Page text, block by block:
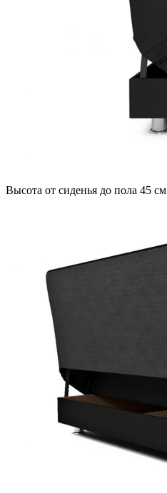
Высота от сиденья до пола 45 см